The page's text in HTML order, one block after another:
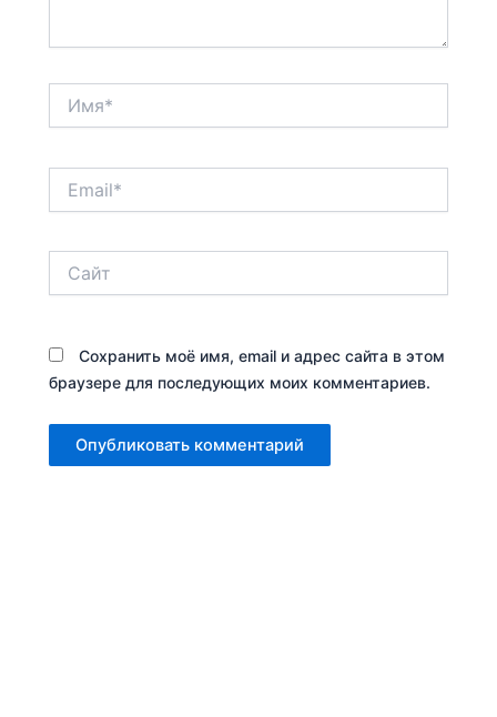
Сохранить моё имя, email и адрес сайта в этом
браузере для последующих моих комментариев.